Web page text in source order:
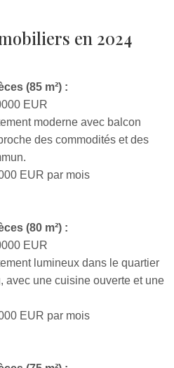
en 2024
(85 m²) :
EUR
moderne avec balcon
des commodités et des
EUR par mois
(80 m²) :
EUR
lumineux dans le quartier
avec une cuisine ouverte et une
EUR par mois